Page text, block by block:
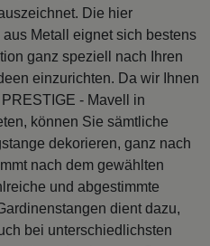
Die hier
Metall eignet sich bestens
ganz speziell nach Ihren
einzurichten. Da wir Ihnen
- Mavell in
können Sie sämtliche
dekorieren, ganz nach
nach dem gewählten
und abgestimmte
dient dazu,
bei unterschiedlichsten